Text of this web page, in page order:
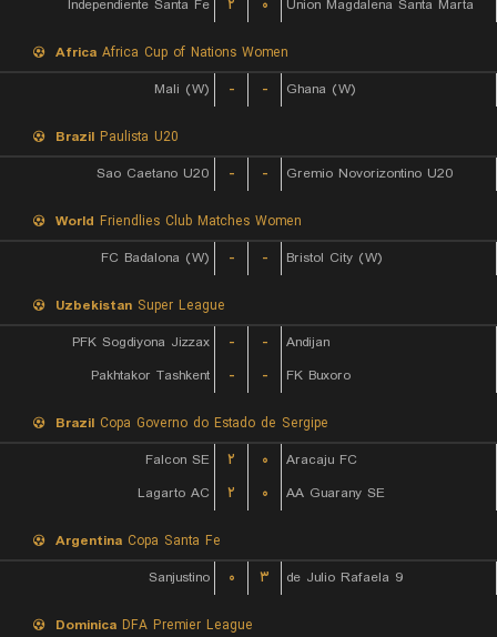
Independiente Santa Fe
۲ ۰ Union Magdalena Santa Marta
Africa Africa Cup of Nations Women
Mali (W)
- - Ghana (W)
Brazil Paulista U20
Sao Caetano U20
- - Gremio Novorizontino U20
World Friendlies Club Matches Women
FC Badalona (W)
- - Bristol City (W)
Uzbekistan Super League
PFK Sogdiyona Jizzax
- -
Andijan
Pakhtakor Tashkent
- - FK Buxoro
Brazil Copa Governo do Estado de Sergipe
Falcon SE
۲ ۰
Aracaju FC
Lagarto AC
۲ ۰ AA Guarany SE
Argentina Copa Santa Fe
Sanjustino
۰ ۳ 9 de Julio Rafaela
Dominica DFA Premier League